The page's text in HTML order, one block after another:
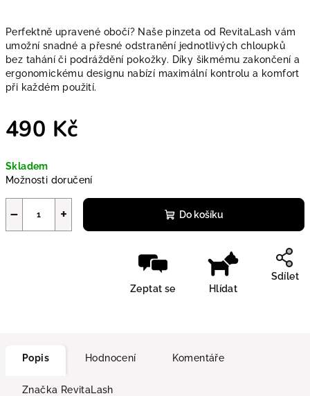
Perfektně upravené obočí? Naše pinzeta od RevitaLash vám
umožní snadné a přesné odstranění jednotlivých chloupků
bez tahání či podráždění pokožky. Díky šikmému zakončení a
ergonomickému designu nabízí maximální kontrolu a komfort
při každém použití.
490 Kč
Skladem
Možnosti doručení
+
− Do košíku
Zeptat se Hlídat
Sdílet
Popis Hodnocení Komentáře
Značka RevitaLash